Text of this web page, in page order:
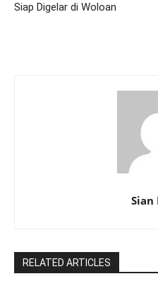
Siap Digelar di Woloan
Sian
RELATED ARTICLES